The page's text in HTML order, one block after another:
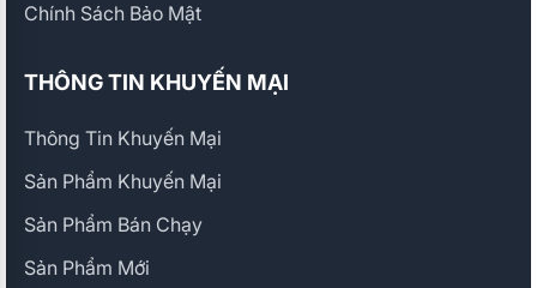
Chính Sách Bảo Mật
THÔNG TIN KHUYẾN MẠI
Thông Tin Khuyến Mại
Sản Phẩm Khuyến Mại
Sản Phẩm Bán Chạy
Sản Phẩm Mới